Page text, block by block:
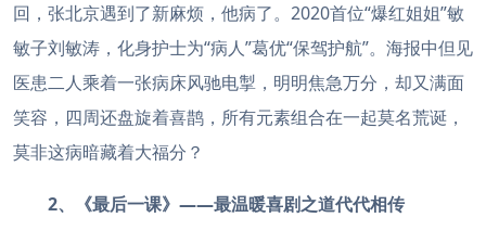
回，张北京遇到了新麻烦，他病了。2020首位“爆红姐姐”敏
敏子刘敏涛，化身护士为“病人”葛优“保驾护航”。海报中但见
医患二人乘着一张病床风驰电掣，明明焦急万分，却又满面
笑容，四周还盘旋着喜鹊，所有元素组合在一起莫名荒诞，
莫非这病暗藏着大福分？
2、《最后一课》——最温暖喜剧之道代代相传